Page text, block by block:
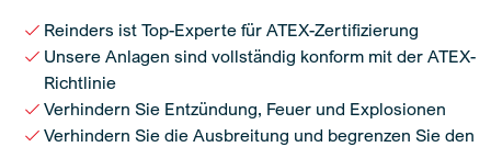
Reinders ist Top-Experte für ATEX-Zertifizierung
Unsere Anlagen sind vollständig konform mit der ATEX-
Richtlinie
Verhindern Sie Entzündung, Feuer und Explosionen
Verhindern Sie die Ausbreitung und begrenzen Sie den